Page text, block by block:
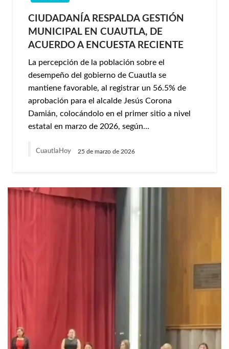
CIUDADANÍA RESPALDA GESTIÓN
MUNICIPAL EN CUAUTLA, DE
ACUERDO A ENCUESTA RECIENTE
La percepción de la población sobre el
desempeño del gobierno de Cuautla se
mantiene favorable, al registrar un 56.5% de
aprobación para el alcalde Jesús Corona
Damián, colocándolo en el primer sitio a nivel
estatal en marzo de 2026, según…
CuautlaHoy 25 de marzo de 2026